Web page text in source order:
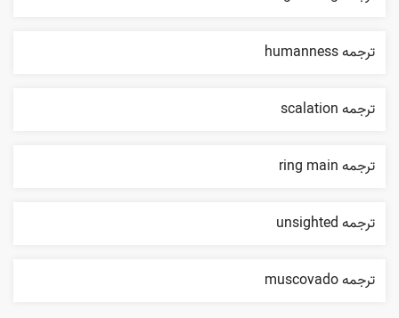
ترجمه humanness
ترجمه scalation
ترجمه ring main
ترجمه unsighted
ترجمه muscovado